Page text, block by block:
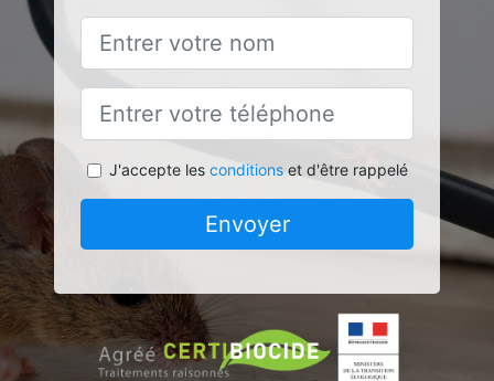
J'accepte les conditionset d'être rappelé
Envoyer